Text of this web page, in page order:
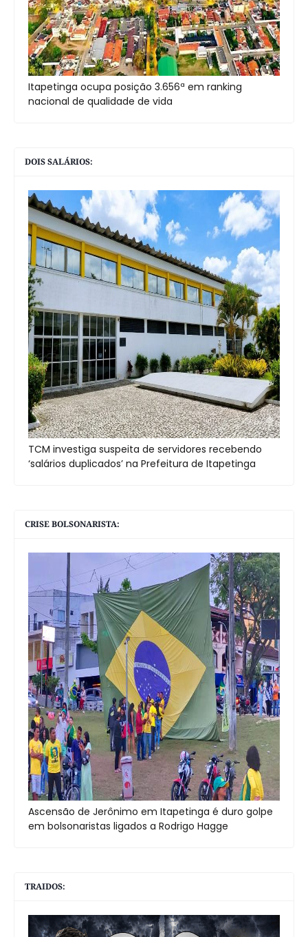
Itapetinga ocupa posição 3.656ª em ranking
nacional de qualidade de vida
DOIS SALÁRIOS:
TCM investiga suspeita de servidores recebendo
‘salários duplicados’ na Prefeitura de Itapetinga
CRISE BOLSONARISTA:
Ascensão de Jerônimo em Itapetinga é duro golpe
em bolsonaristas ligados a Rodrigo Hagge
TRAIDOS: